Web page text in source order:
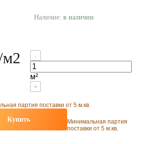
Наличие: в наличии
-
м²
+
партия поставки от 5 м.кв.
Купить
Минимальная партия
поставки от 5 м.кв.